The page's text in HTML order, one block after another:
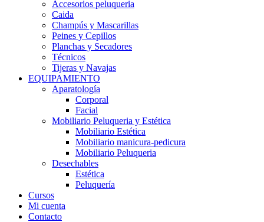
Accesorios peluqueria
Caida
Champús y Mascarillas
Peines y Cepillos
Planchas y Secadores
Técnicos
Tijeras y Navajas
EQUIPAMIENTO
Aparatología
Corporal
Facial
Mobiliario Peluqueria y Estética
Mobiliario Estética
Mobiliario manicura-pedicura
Mobiliario Peluqueria
Desechables
Estética
Peluquería
Cursos
Mi cuenta
Contacto